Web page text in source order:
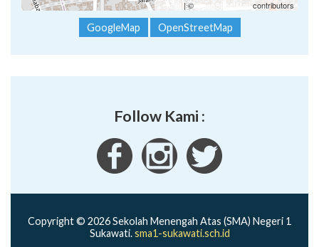
Leaflet | ©OpenStreetMap contributors
GoogleMap OpenStreetMap
Follow Kami :
Copyright © 2026 Sekolah Menengah Atas (SMA) Negeri 1
Sukawati.sma1-sukawati.sch.id